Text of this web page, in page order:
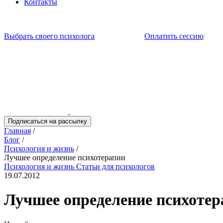
Контакты
Выбрать своего психолога Оплатить сессию
Подписаться на рассылку
Главная /
Блог /
Психология и жизнь /
Лучшее определение психотерапии
Психология и жизнь Статьи для психологов
19.07.2012
Лучшее определение